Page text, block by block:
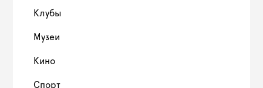
Клубы
Музеи
Кино
Спорт